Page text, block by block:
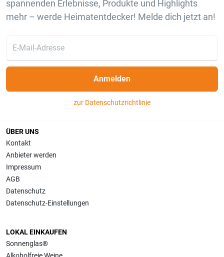
spannenden Erlebnisse, Produkte und Highlights
mehr – werde Heimatentdecker! Melde dich jetzt an!
Anmelden
zur Datenschutzrichtlinie
ÜBER UNS
Kontakt
Anbieter werden
Impressum
AGB
Datenschutz
Datenschutz-Einstellungen
LOKAL EINKAUFEN
Sonnenglas®